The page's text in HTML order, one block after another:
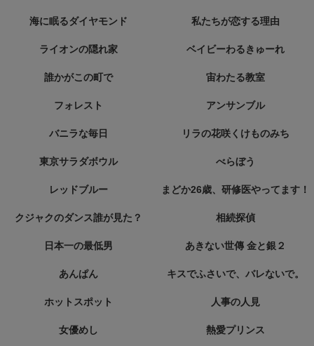
海に眠るダイヤモンド 私たちが恋する理由
ライオンの隠れ家 ベイビーわるきゅーれ
誰かがこの町で 宙わたる教室
フォレスト アンサンブル
バニラな毎日 リラの花咲くけものみち
東京サラダボウル べらぼう
レッドブルー まどか26歳、研修医やってます！
クジャクのダンス誰が見た？ 相続探偵
日本一の最低男 あきない世傳 金と銀２
あんぱん キスでふさいで、バレないで。
ホットスポット 人事の人見
女優めし 熱愛プリンス